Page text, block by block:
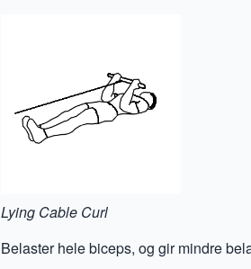
Lying Cable Curl
Belaster hele biceps, og gir mindre